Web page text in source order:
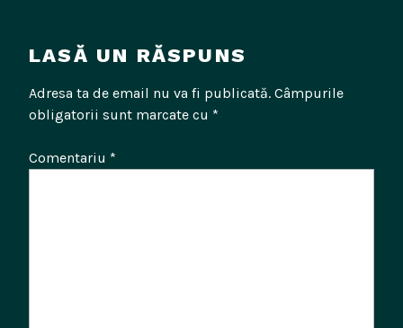
LASĂ UN RĂSPUNS
Adresa ta de email nu va fi publicată. Câmpurile
obligatorii sunt marcate cu *
Comentariu *